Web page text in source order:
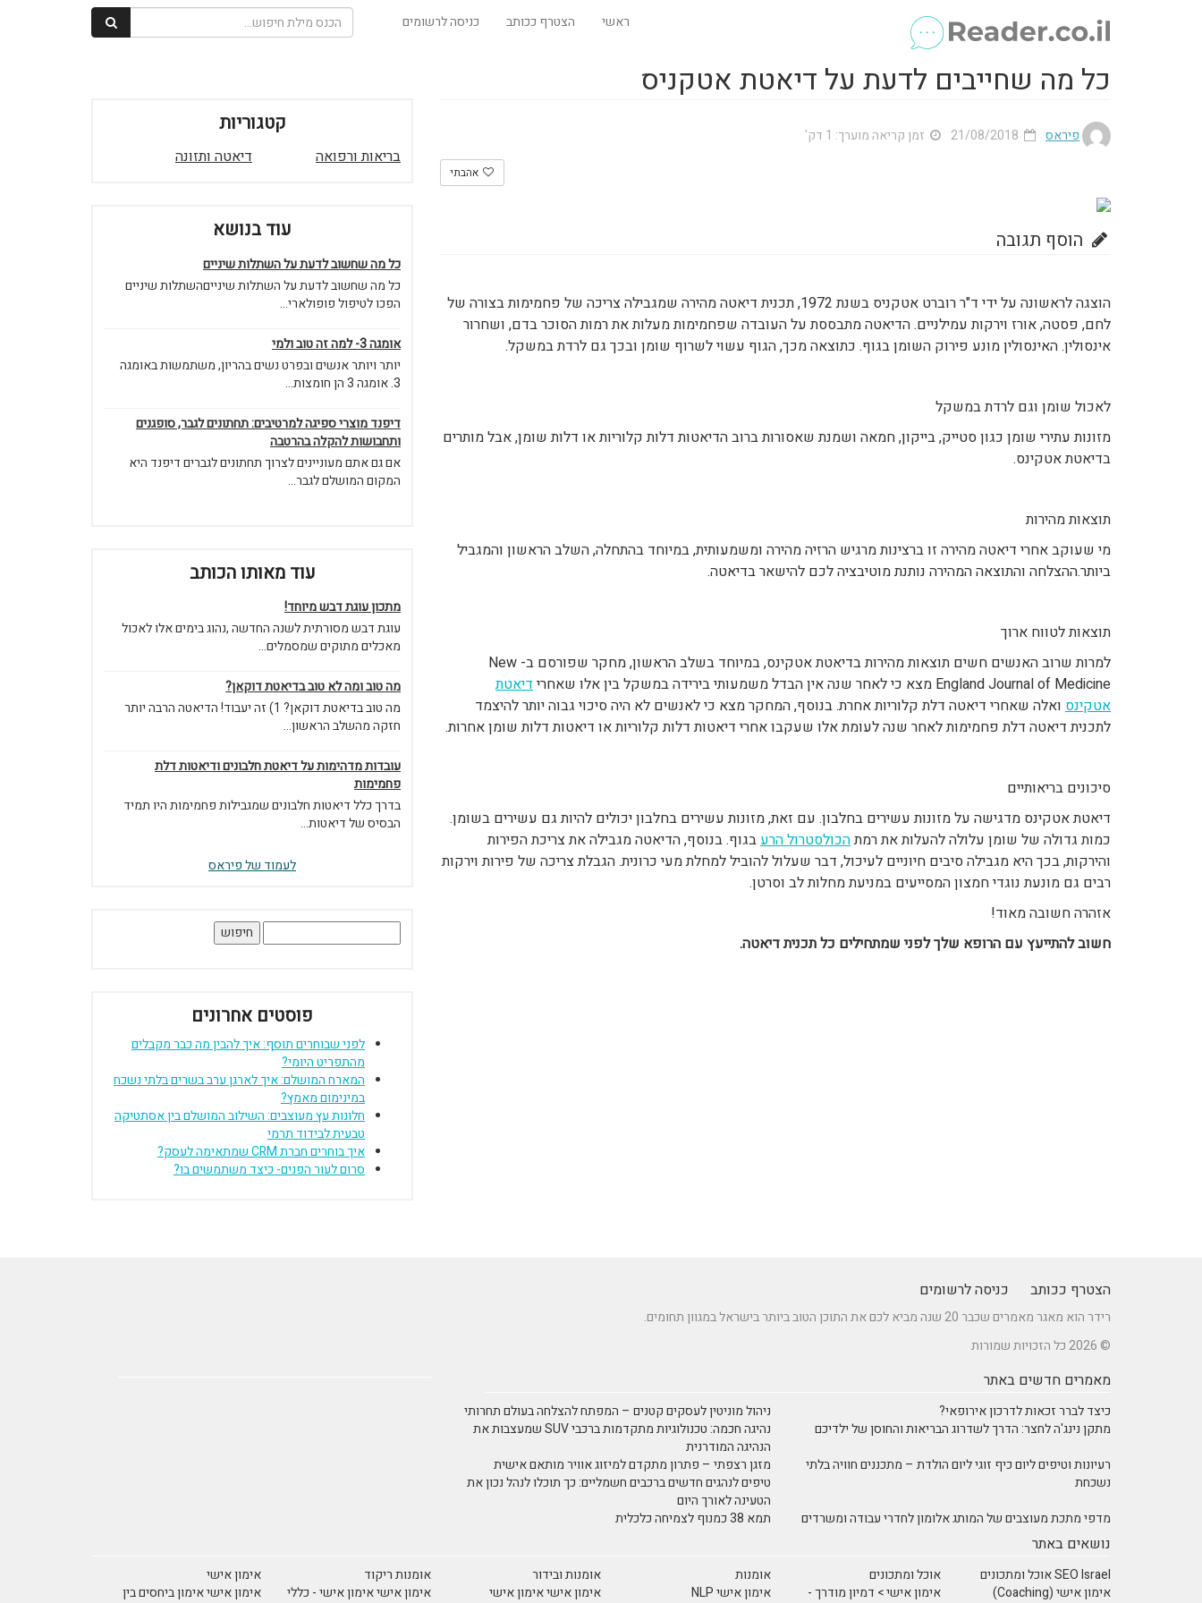
ראשי הצטרף ככותב כניסה לרשומים
כל מה שחייבים לדעת על דיאטת אטקניס
פיראס זמן קריאה מוערך: 1 דק'
אהבתי
הוצגה לראשונה על ידי ד"ר רוברט אטקניס בשנת 1972, תכנית דיאטה מהירה שמגבילה צריכה של פחמימות בצורה של
לחם, פסטה, אורז וירקות עמילניים. הדיאטה מתבססת על העובדה שפחמימות מעלות את רמות הסוכר בדם, ושחרור
אינסולין. האינסולין מונע פירוק השומן בגוף. כתוצאה מכך, הגוף עשוי לשרוף שומן ובכך גם לרדת במשקל.
לאכול שומן וגם לרדת במשקל
מזונות עתירי שומן כגון סטייק, בייקון, חמאה ושמנת שאסורות ברוב הדיאטות דלות קלוריות או דלות שומן, אבל מותרים
בדיאטת אטקינס.
תוצאות מהירות
מי שעוקב אחרי דיאטה מהירה זו ברצינות מרגיש הרזיה מהירה ומשמעותית, במיוחד בהתחלה, השלב הראשון והמגביל
ביותר.ההצלחה והתוצאה המהירה נותנת מוטיבציה לכם להישאר בדיאטה.
תוצאות לטווח ארוך
למרות שרוב האנשים חשים תוצאות מהירות בדיאטת אטקינס, במיוחד בשלב הראשון, מחקר שפורסם ב- New
England Journal of Medicine מצא כי לאחר שנה אין הבדל משמעותי בירידה במשקל בין אלו שאחרי
דיאטת
אטקינס ואלה שאחרי דיאטה דלת קלוריות אחרת. בנוסף, המחקר מצא כי לאנשים לא היה סיכוי גבוה יותר להיצמד
לתכנית דיאטה דלת פחמימות לאחר שנה לעומת אלו שעקבו אחרי דיאטות דלות קלוריות או דיאטות דלות שומן אחרות.
סיכונים בריאותיים
דיאטת אטקינס מדגישה על מזונות עשירים בחלבון. עם זאת, מזונות עשירים בחלבון יכולים להיות גם עשירים בשומן.
כמות גדולה של שומן עלולה להעלות את רמתהכולסטרול הרעבגוף. בנוסף, הדיאטה מגבילה את צריכת הפירות
והירקות, בכך היא מגבילה סיבים חיוניים לעיכול, דבר שעלול להוביל למחלת מעי כרונית. הגבלת צריכה של פירות וירקות
רבים גם מונעת נוגדי חמצון המסייעים במניעת מחלות לב וסרטן.
אזהרה חשובה מאוד!
חשוב להתייעץ עם הרופא שלך לפני שמתחילים כל תכנית דיאטה.
הוסף תגובה
קטגוריות
בריאות ורפואה דיאטה ותזונה
עוד בנושא
כל מה שחשוב לדעת על השתלות שיניים
כל מה שחשוב לדעת על השתלות שינייםהשתלות שיניים
הפכו לטיפול פופולארי...
אומגה 3- למה זה טוב ולמי
יותר ויותר אנשים ובפרט נשים בהריון, משתמשות באומגה
3. אומגה 3 הן חומצות...
דיפנד מוצרי ספיגה למרטיבים: תחתונים לגבר, סופגנים
ותחבושות להקלה בהרטבה
אם גם אתם מעוניינים לצרוך תחתונים לגברים דיפנד היא
המקום המושלם לגבר...
עוד מאותו הכותב
מתכון עוגת דבש מיוחד!
עוגת דבש מסורתית לשנה החדשה ,נהוג בימים אלו לאכול
מאכלים מתוקים שמסמלים...
מה טוב ומה לא טוב בדיאטת דוקאן?
מה טוב בדיאטת דוקאן? 1) זה יעבוד! הדיאטה הרבה יותר
חזקה מהשלב הראשון...
עובדות מדהימות על דיאטת חלבונים ודיאטות דלת
פחמימות
בדרך כלל דיאטות חלבונים שמגבילות פחמימות היו תמיד
הבסיס של דיאטות...
לעמוד של פיראס
פוסטים אחרונים
לפני שבוחרים תוסף: איך להבין מה כבר מקבלים
מהתפריט היומי?
המארח המושלם: איך לארגן ערב בשרים בלתי נשכח
במינימום מאמץ?
חלונות עץ מעוצבים: השילוב המושלם בין אסתטיקה
טבעית לבידוד תרמי
איך בוחרים חברת CRM שמתאימה לעסק?
סרום לעור הפנים- כיצד משתמשים בו?
הצטרף ככותב כניסה לרשומים
רידר הוא מאגר מאמרים שכבר 20 שנה מביא לכם את התוכן הטוב ביותר בישראל במגוון תחומים.
© 2026 כל הזכויות שמורות
מאמרים חדשים באתר
כיצד לברר זכאות לדרכון אירופאי?
ניהול מוניטין לעסקים קטנים – המפתח להצלחה בעולם תחרותי
מתקן נינג'ה לחצר: הדרך לשדרוג הבריאות והחוסן של ילדיכם
נהיגה חכמה: טכנולוגיות מתקדמות ברכבי SUV שמעצבות את
הנהיגה המודרנית
רעיונות וטיפים ליום כיף זוגי ליום הולדת – מתכננים חוויה בלתי
נשכחת
מזגן רצפתי – פתרון מתקדם למיזוג אוויר מותאם אישית
טיפים לנהגים חדשים ברכבים חשמליים: כך תוכלו לנהל נכון את
הטעינה לאורך היום
מדפי מתכת מעוצבים של המותג אלומון לחדרי עבודה ומשרדים
תמא 38 כמנוף לצמיחה כלכלית
נושאים באתר
SEO Israel אוכל ומתכונים אוכל ומתכונים אומנות אומנות ובידור אומנות ריקוד
אימון אישי
אימון אישי (Coaching)
אימון אישי > דמיון מודרך -
אימון אישי NLP אימון אישי אימון אישי אימון אישי אימון אישי - כללי
אימון אישי אימון ביחסים בין